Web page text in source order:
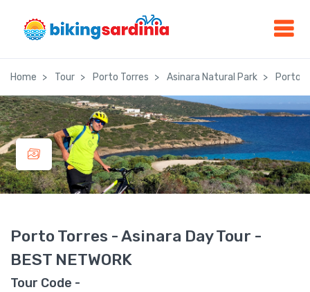
Home Tour Porto Torres Asinara Natural Park Porto
Porto Torres - Asinara Day Tour -
BEST NETWORK
Tour Code -